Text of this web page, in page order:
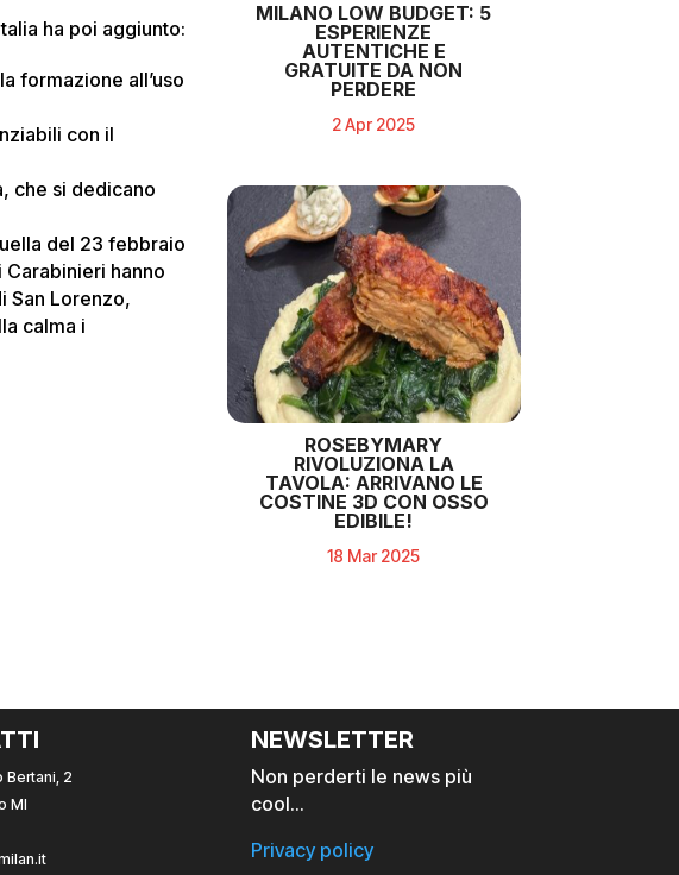
ha poi aggiunto:
formazione all’uso
con il
che si dedicano
del 23 febbraio
Carabinieri hanno
San Lorenzo,
calma i
MILANO LOW BUDGET: 5
ESPERIENZE
AUTENTICHE E
GRATUITE DA NON
PERDERE
2 Apr 2025
ROSEBYMARY
RIVOLUZIONA LA
TAVOLA: ARRIVANO LE
COSTINE 3D CON OSSO
EDIBILE!
18 Mar 2025
Bertani, 2
MI
NEWSLETTER
Non perderti le news più
cool…
Privacy policy